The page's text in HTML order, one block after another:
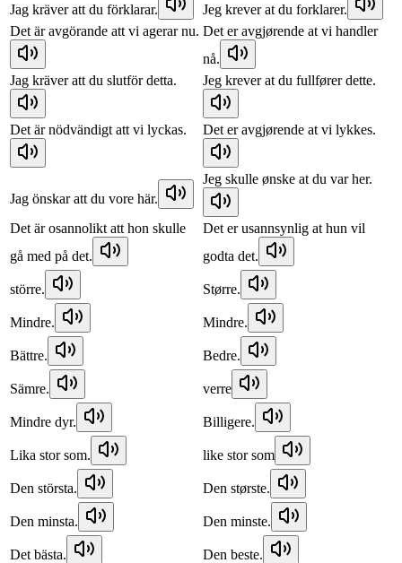
Jag kräver att du förklarar.
Jeg krever at du forklarer.
Det är avgörande att vi agerar nu. Det er avgjørende at vi handler
nå.
Jag kräver att du slutför detta.
Jeg krever at du fullfører dette.
Det är nödvändigt att vi lyckas. Det er avgjørende at vi lykkes.
Jag önskar att du vore här.
Jeg skulle ønske at du var her.
Det är osannolikt att hon skulle
gå med på det.
Det er usannsynlig at hun vil
godta det.
större. Større.
Mindre. Mindre.
Bättre. Bedre.
Sämre. verre
Mindre dyr. Billigere.
Lika stor som. like stor som
Den största. Den største.
Den minsta. Den minste.
Det bästa. Den beste.